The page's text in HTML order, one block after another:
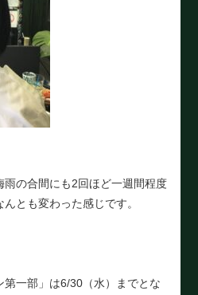
の合間にも2回ほど一週間程度
とも変わった感じです。
第一部」は6/30（水）までとな